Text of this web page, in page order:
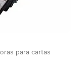
para cartas